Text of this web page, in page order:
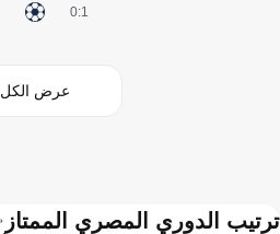
1:0
عرض الكل
ترتيب الدوري المصري الممتاز